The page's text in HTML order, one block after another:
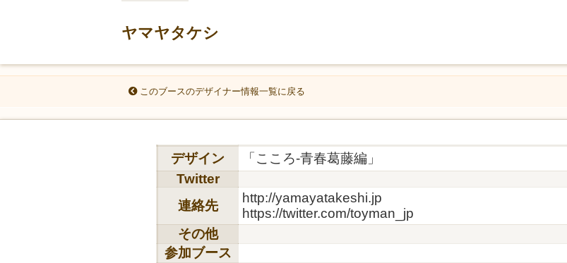
ヤマヤタケシ
このブースのデザイナー情報一覧に戻る
デザイン
「こころ-青春葛藤編」
Twitter
連絡先
http://yamayatakeshi.jp
https://twitter.com/toyman_jp
その他
参加ブース